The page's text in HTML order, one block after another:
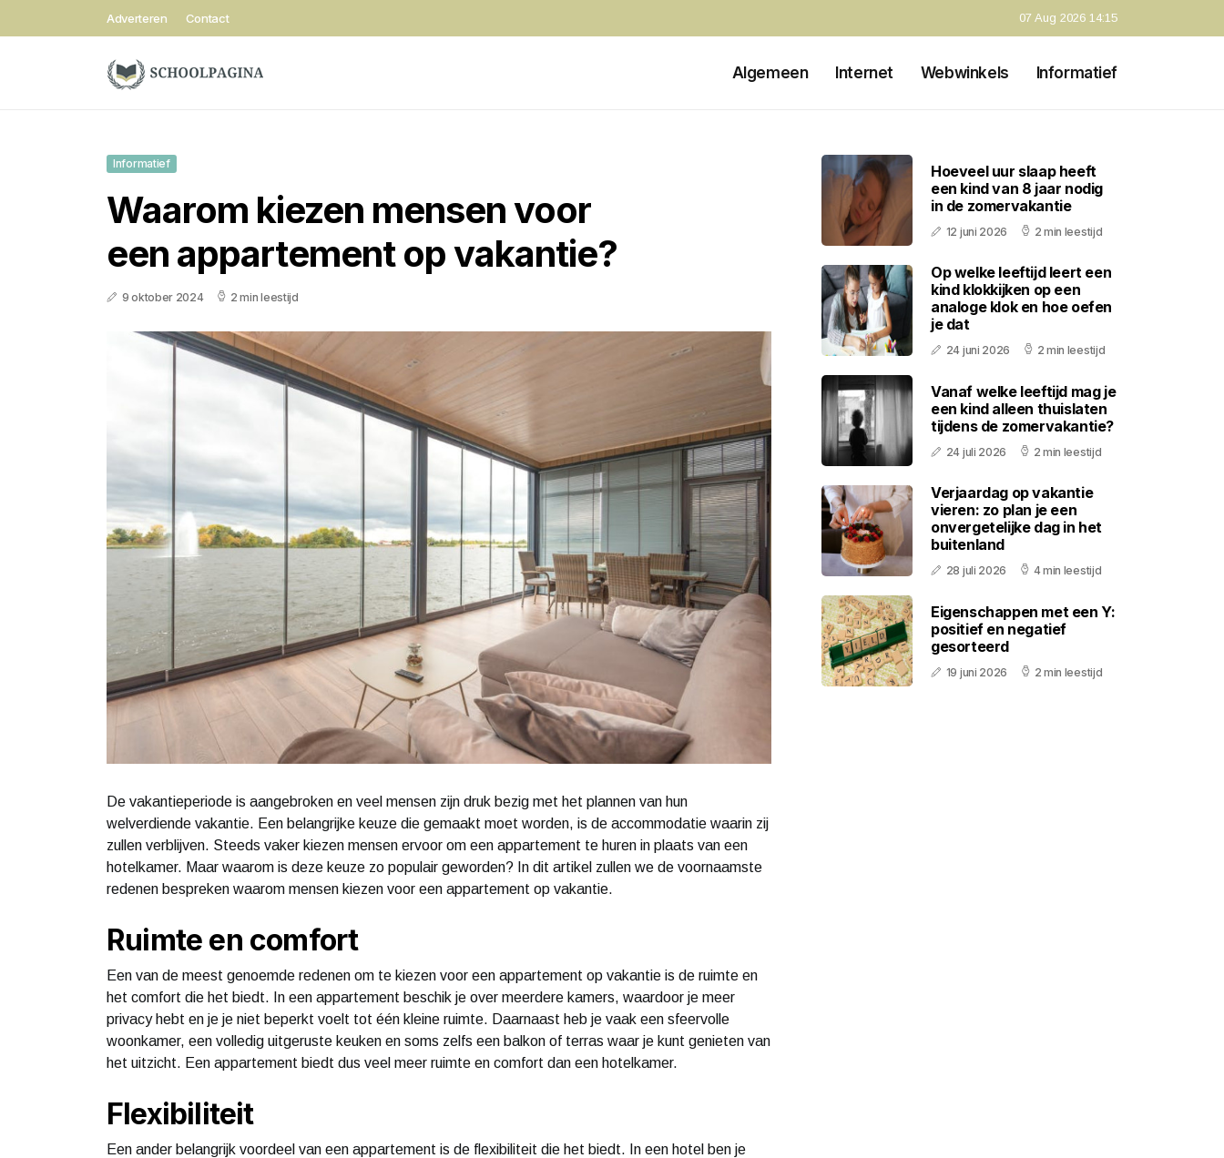
Adverteren Contact 07 Aug 2026 14:15
Algemeen Internet Webwinkels Informatief
Informatief
Waarom kiezen mensen voor
een appartement op vakantie?
9 oktober 2024 2 min leestijd
De vakantieperiode is aangebroken en veel mensen zijn druk bezig met het plannen van hun
welverdiende vakantie. Een belangrijke keuze die gemaakt moet worden, is de accommodatie waarin zij
zullen verblijven. Steeds vaker kiezen mensen ervoor om een appartement te huren in plaats van een
hotelkamer. Maar waarom is deze keuze zo populair geworden? In dit artikel zullen we de voornaamste
redenen bespreken waarom mensen kiezen voor een appartement op vakantie.
Ruimte en comfort
Een van de meest genoemde redenen om te kiezen voor een appartement op vakantie is de ruimte en
het comfort die het biedt. In een appartement beschik je over meerdere kamers, waardoor je meer
privacy hebt en je je niet beperkt voelt tot één kleine ruimte. Daarnaast heb je vaak een sfeervolle
woonkamer, een volledig uitgeruste keuken en soms zelfs een balkon of terras waar je kunt genieten van
het uitzicht. Een appartement biedt dus veel meer ruimte en comfort dan een hotelkamer.
Flexibiliteit
Een ander belangrijk voordeel van een appartement is de flexibiliteit die het biedt. In een hotel ben je
Hoeveel uur slaap heeft
een kind van 8 jaar nodig
in de zomervakantie
12 juni 2026 2 min leestijd
Op welke leeftijd leert een
kind klokkijken op een
analoge klok en hoe oefen
je dat
24 juni 2026 2 min leestijd
Vanaf welke leeftijd mag je
een kind alleen thuislaten
tijdens de zomervakantie?
24 juli 2026 2 min leestijd
Verjaardag op vakantie
vieren: zo plan je een
onvergetelijke dag in het
buitenland
28 juli 2026 4 min leestijd
Eigenschappen met een Y:
positief en negatief
gesorteerd
19 juni 2026 2 min leestijd